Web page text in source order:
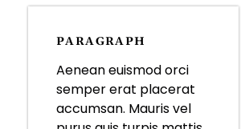
PARAGRAPH
Aenean euismod orci
semper erat placerat
accumsan. Mauris vel